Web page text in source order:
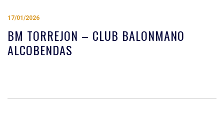
17/01/2026
BM TORREJON – CLUB BALONMANO
ALCOBENDAS